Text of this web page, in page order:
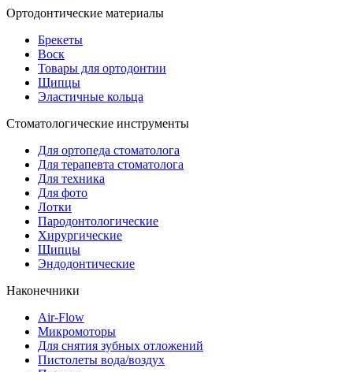
Ортодонтические материалы
Брекеты
Воск
Товары для ортодонтии
Щипцы
Эластичные кольца
Стоматологические инструменты
Для ортопеда стоматолога
Для терапевта стоматолога
Для техника
Для фото
Лотки
Пародонтологические
Хирургические
Щипцы
Эндодонтические
Наконечники
Air-Flow
Микромоторы
Для снятия зубных отложений
Пистолеты вода/воздух